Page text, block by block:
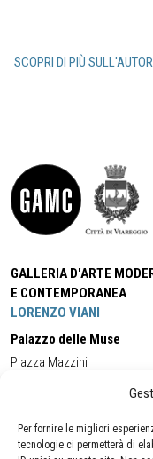
Per fornire le migliori
tecnologie ci permetterà di
SCOPRI DI PIÙ
GALLERIA D'ARTE
E CONTEMPORANEA
LORENZO VIANI
Palazzo delle Muse
Piazza Mazzini
Cell:
Tel:
+39 0584 944580
Email: